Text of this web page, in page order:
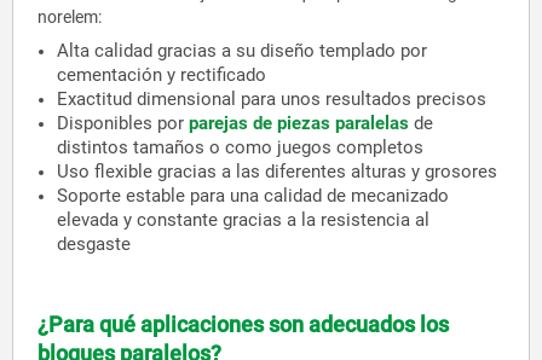
norelem:
Alta calidad gracias a su diseño templado por
cementación y rectificado
Exactitud dimensional para unos resultados precisos
Disponibles por parejas de piezas paralelas de
distintos tamaños o como juegos completos
Uso flexible gracias a las diferentes alturas y grosores
Soporte estable para una calidad de mecanizado
elevada y constante gracias a la resistencia al
desgaste
¿Para qué aplicaciones son adecuados los
bloques paralelos?